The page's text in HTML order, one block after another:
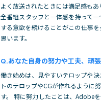
よく放送されたときには満足感も
全番組スタッフと一体感を持って
する意欲を続けることがこの仕事
思います。
あなた自身の努力や工夫、頑
働き始めは、見やすいテロップや
トのテロップやCGが作れるように
す。 特に努力したことは、Adobe